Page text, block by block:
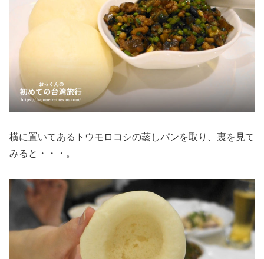
横に置いてあるトウモロコシの蒸しパンを取り、裏を見て
みると・・・。